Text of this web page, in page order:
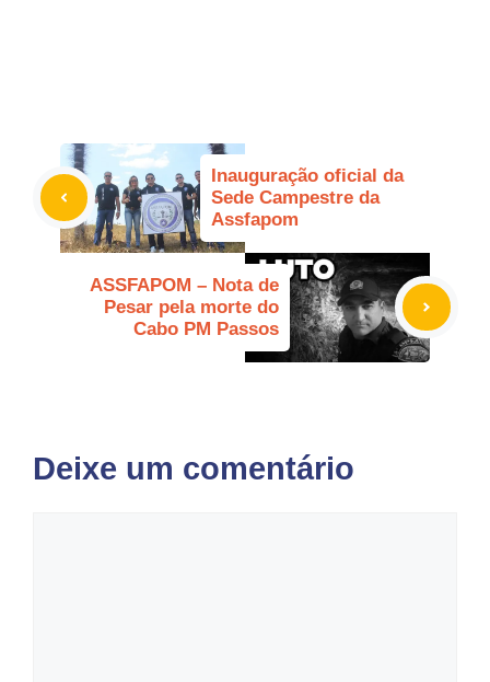
Inauguração oficial da
Sede Campestre da
Assfapom
ASSFAPOM – Nota de
Pesar pela morte do
Cabo PM Passos
Deixe um comentário